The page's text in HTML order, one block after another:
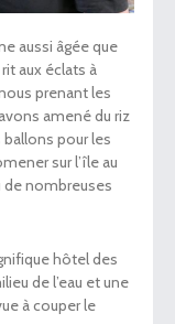
aussi âgée que
aux éclats à
prenant les
amené du riz
ballons pour les
sur l’île au
de nombreuses
hôtel des
de l’eau et une
à couper le